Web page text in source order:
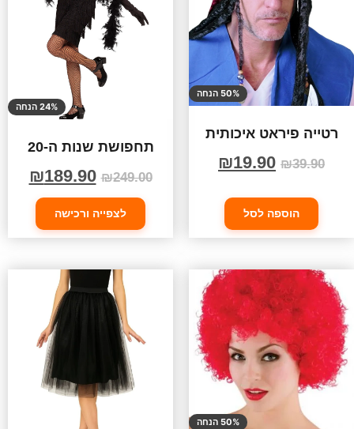
50% הנחה
רטייה פיראט איכותית
₪39.90
₪19.90
הוספה לסל
24% הנחה
תחפושת שנות ה-20
₪249.00
₪189.90
לצפייה ורכישה
50% הנחה